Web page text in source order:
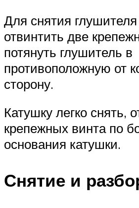
Для снятия
отвинтить две
потянуть глушитель в
противоположную от
сторону.
Катушку легко снять,
крепежных винта по
основания катушки.
Снятие и